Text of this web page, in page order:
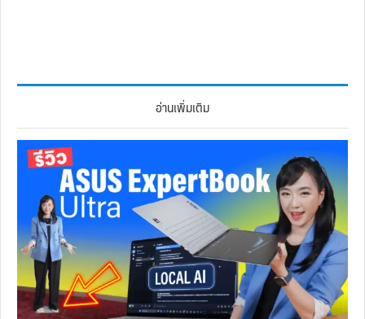
อ่านเพิ่มเติม